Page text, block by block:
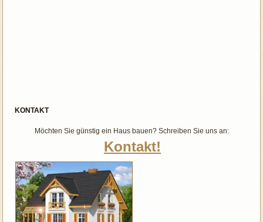
KONTAKT
Möchten Sie günstig ein Haus bauen? Schreiben Sie uns an:
Kontakt!